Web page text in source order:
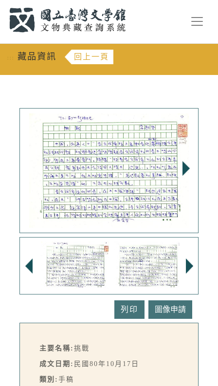
::: 藏品資訊 回上一頁
列印
主要名稱: 挑戰
成文日期: 民國80年10月17日
類別: 手稿